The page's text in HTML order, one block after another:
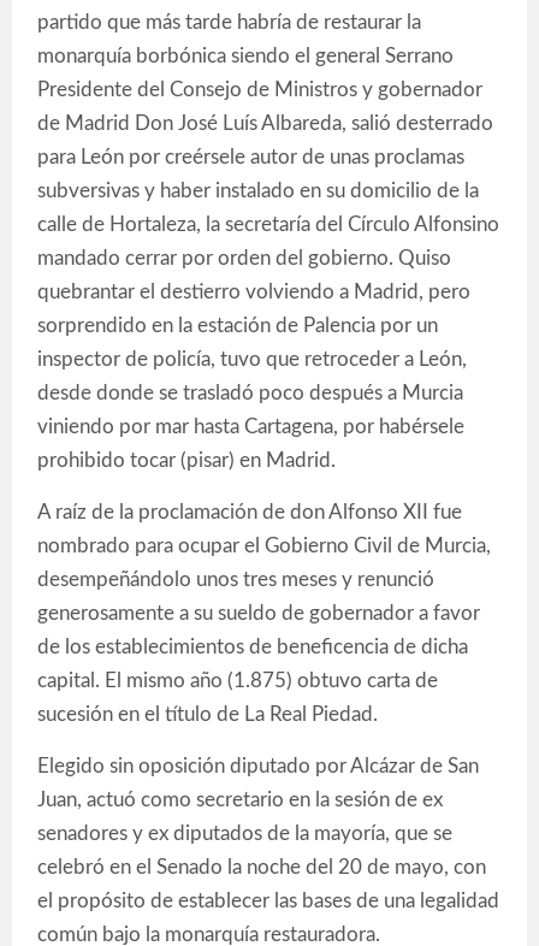
partido que más tarde habría de restaurar la
monarquía borbónica siendo el general Serrano
Presidente del Consejo de Ministros y gobernador
de Madrid Don José Luís Albareda, salió desterrado
para León por creérsele autor de unas proclamas
subversivas y haber instalado en su domicilio de la
calle de Hortaleza, la secretaría del Círculo Alfonsino
mandado cerrar por orden del gobierno. Quiso
quebrantar el destierro volviendo a Madrid, pero
sorprendido en la estación de Palencia por un
inspector de policía, tuvo que retroceder a León,
desde donde se trasladó poco después a Murcia
viniendo por mar hasta Cartagena, por habérsele
prohibido tocar (pisar) en Madrid.
A raíz de la proclamación de don Alfonso XII fue
nombrado para ocupar el Gobierno Civil de Murcia,
desempeñándolo unos tres meses y renunció
generosamente a su sueldo de gobernador a favor
de los establecimientos de beneficencia de dicha
capital. El mismo año (1.875) obtuvo carta de
sucesión en el título de La Real Piedad.
Elegido sin oposición diputado por Alcázar de San
Juan, actuó como secretario en la sesión de ex
senadores y ex diputados de la mayoría, que se
celebró en el Senado la noche del 20 de mayo, con
el propósito de establecer las bases de una legalidad
común bajo la monarquía restauradora.